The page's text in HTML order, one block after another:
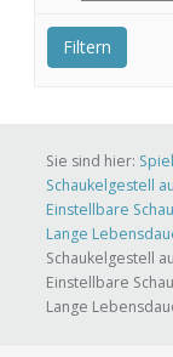
Filtern
Sie sind hier:
Schaukelgestell
Einstellbare
Lange
Schaukelgestell
Einstellbare
Lange